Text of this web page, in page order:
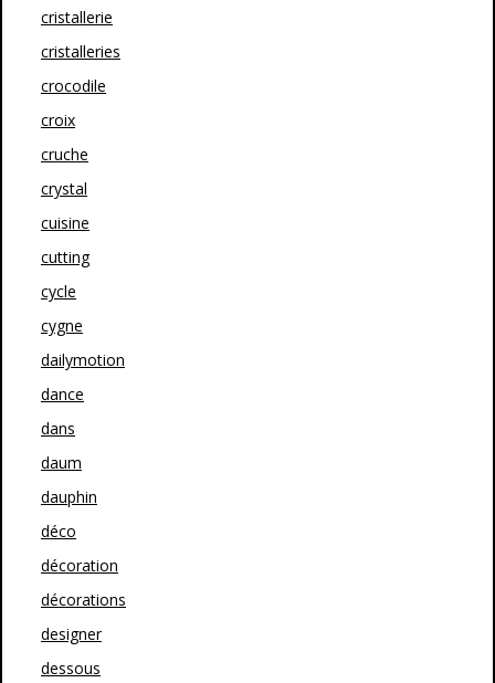
cristallerie
cristalleries
crocodile
croix
cruche
crystal
cuisine
cutting
cycle
cygne
dailymotion
dance
dans
daum
dauphin
déco
décoration
décorations
designer
dessous